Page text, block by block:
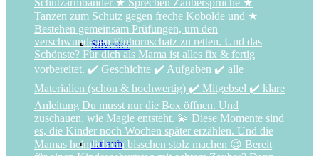
Silvester
Urlaub